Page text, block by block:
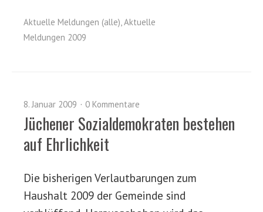
Aktuelle Meldungen (alle),Aktuelle
Meldungen 2009
8. Januar 2009 0 Kommentare
Jüchener Sozialdemokraten bestehen
auf Ehrlichkeit
Die bisherigen Verlautbarungen zum
Haushalt 2009 der Gemeinde sind